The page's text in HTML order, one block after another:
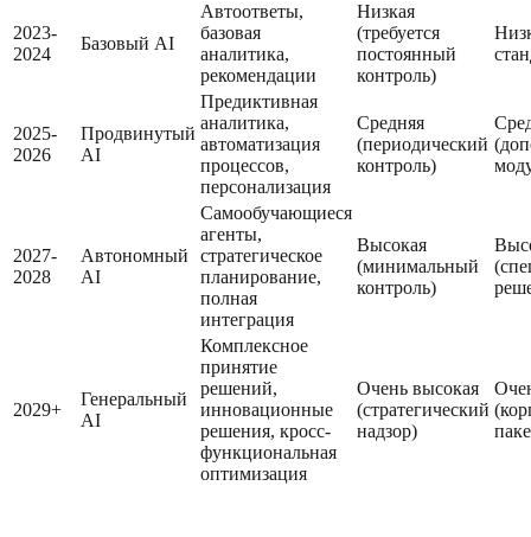
2023-
2024
Базовый AI
Автоответы,
базовая
аналитика,
рекомендации
Низкая
(требуется
постоянный
контроль)
2025-
2026
Продвинутый
AI
Предиктивная
аналитика,
автоматизация
процессов,
персонализация
Средняя
(периодический
контроль)
2027-
2028
Автономный
AI
Самообучающиеся
агенты,
стратегическое
планирование,
полная
интеграция
Высокая
(минимальный
контроль)
2029+
Генеральный
AI
Комплексное
принятие
решений,
инновационные
решения, кросс-
функциональная
оптимизация
Очень высокая
(стратегический
надзор)